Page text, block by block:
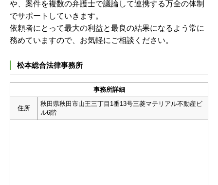
や、案件を複数の弁護士で議論して連携する万全の体制
でサポートしていきます。
依頼者にとって最大の利益と最良の結果になるよう常に
務めていますので、お気軽にご相談ください。
松本総合法律事務所
事務所詳細
住所
秋田県秋田市山王三丁目1番13号三菱マテリアル不動産ビ
ル6階